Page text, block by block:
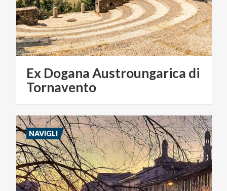
Ex Dogana Austroungarica di
Tornavento
NAVIGLI